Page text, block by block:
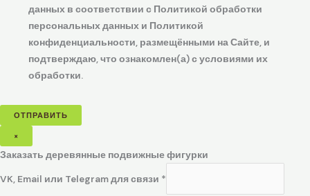
данных в соответствии с Политикой обработки
персональных данных и Политикой
конфиденциальности, размещёнными на Сайте, и
подтверждаю, что ознакомлен(а) с условиями их
обработки.
ОТПРАВИТЬ
×
Заказать деревянные подвижные фигурки
VK, Email или Telegram для связи *